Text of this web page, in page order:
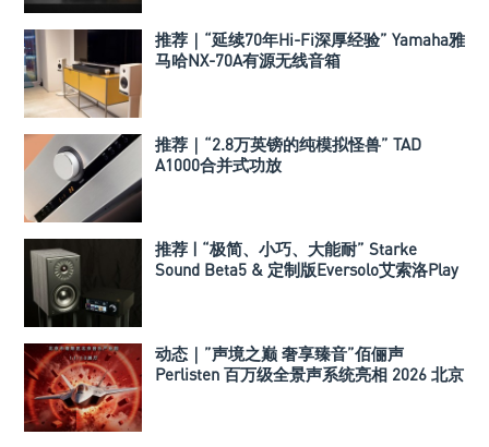
推荐｜“延续70年Hi-Fi深厚经验” Yamaha雅
马哈NX-70A有源无线音箱
推荐｜“2.8万英镑的纯模拟怪兽” TAD
A1000合并式功放
推荐 | “极简、小巧、大能耐” Starke
Sound Beta5 & 定制版Eversolo艾索洛Play
动态｜”声境之巅 奢享臻音”佰俪声
Perlisten 百万级全景声系统亮相 2026 北京